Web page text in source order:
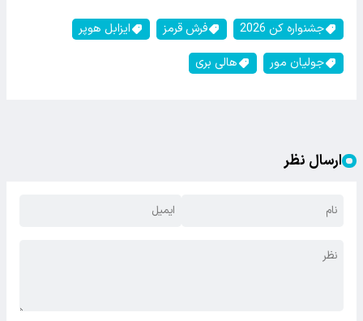
جشنواره کن 2026 فرش قرمز
ایزابل هوپر
جولیان مور
هالی بری
ارسال نظر